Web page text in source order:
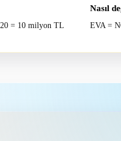
= 10 milyon TL
Nasıl
EVA =